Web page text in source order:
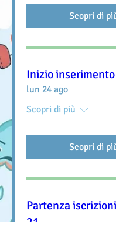
Scopri di
Inizio
lun 24 ago
Scopri di più
Scopri di
Partenza
21